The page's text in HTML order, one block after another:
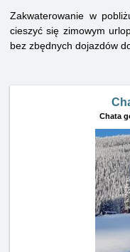
Zakwaterowanie w
cieszyć się zimowym
bez zbędnych dojazdów
Chata